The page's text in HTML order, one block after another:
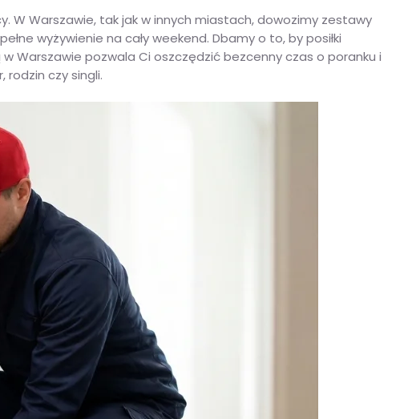
Warszawie, tak jak w innych miastach, dowozimy zestawy
wyżywienie na cały weekend. Dbamy o to, by posiłki
Warszawie pozwala Ci oszczędzić bezcenny czas o poranku i
czy singli.